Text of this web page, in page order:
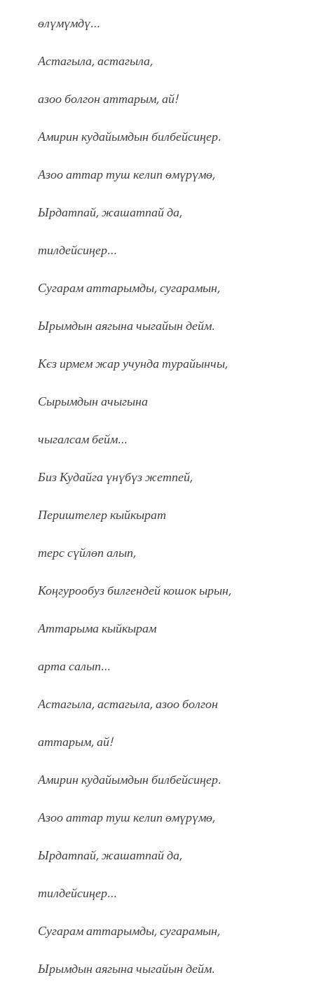
өлүмүмдү…
Астагыла, астагыла,
азоо болгон аттарым, ай!
Амирин кудайымдын билбейсиӊер.
Азоо аттар туш келип өмүрүмө,
Ырдатпай, жашатпай да,
тилдейсиӊер…
Сугарам аттарымды, сугарамын,
Ырымдын аягына чыгайын дейм.
Кєз ирмем жар учунда турайынчы,
Сырымдын ачыгына
чыгалсам бейм…
Биз Кудайга үнүбүз жетпей,
Периштелер кыйкырат
терс сүйлөп алып,
Коӊгурообуз билгендей кошок ырын,
Аттарыма кыйкырам
арта салып…
Астагыла, астагыла, азоо болгон
аттарым, ай!
Амирин кудайымдын билбейсиӊер.
Азоо аттар туш келип өмүрүмө,
Ырдатпай, жашатпай да,
тилдейсиӊер…
Сугарам аттарымды, сугарамын,
Ырымдын аягына чыгайын дейм.